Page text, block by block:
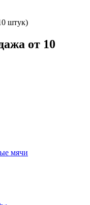
штук)
от 10
мячи